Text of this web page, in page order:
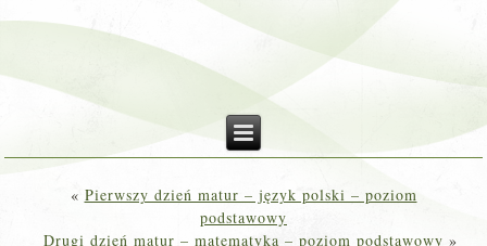
« Pierwszy dzień matur – język polski – poziom
podstawowy
Drugi dzień matur – matematyka – poziom podstawowy »